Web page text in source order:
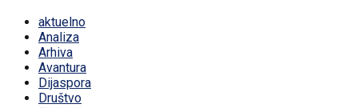
aktuelno
Analiza
Arhiva
Avantura
Dijaspora
Društvo